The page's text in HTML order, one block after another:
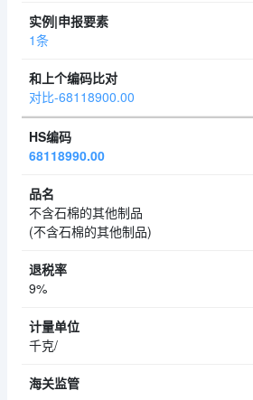
1条
对比-68118900.00
68118990.00
不含石棉的其他制品
(不含石棉的其他制品)
9%
千克/